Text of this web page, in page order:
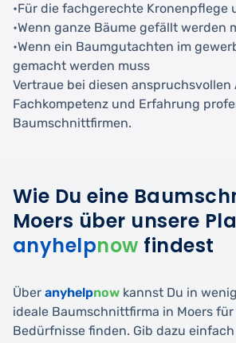
•Für die fachgerechte Kronenpflege
•Wenn ganze Bäume gefällt werden
•Wenn ein Baumgutachten im
gemacht werden muss
Vertraue bei diesen
Fachkompetenz und Erfahrung
Baumschnittfirmen.
Wie Du eine
Moers über unsere
anyhelpnow findest
Über anyhelpnow kannst Du in
ideale Baumschnittfirma in Moers für
Bedürfnisse finden. Gib dazu